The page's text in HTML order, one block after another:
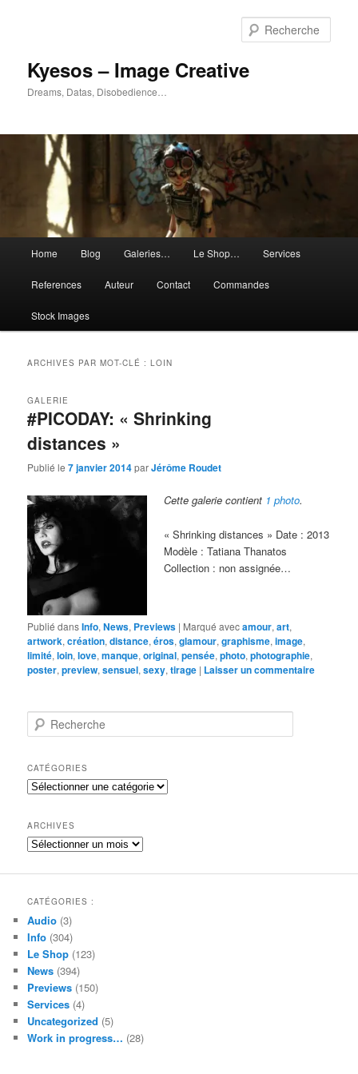
Kyesos – Image Creative
Dreams, Datas, Disobedience…
principal
Home Blog Galeries… Le Shop… Services
References Auteur Contact Commandes
Stock Images
ARCHIVES PAR MOT-CLÉ :LOIN
#PICODAY: « Shrinking
distances »
GALERIE
Publié le7 janvier 2014parJérôme Roudet
Cette galerie contient 1 photo.
« Shrinking distances » Date : 2013
Modèle : Tatiana Thanatos
Collection : non assignée…
Publié dansInfo,News, Previews | Marqué avecamour,art,
artwork,création,distance,éros,glamour,graphisme,image,
limité,loin,love,manque,original,pensée,photo,photographie,
poster,preview,sensuel,sexy,tirage | Laisser un commentaire
e
h
e
r
h
e
CATÉGORIES
Catégories
ARCHIVES
Archives
CATÉGORIES :
Audio (3)
Info (304)
Le Shop (123)
News (394)
Previews (150)
Services (4)
Uncategorized (5)
Work in progress… (28)